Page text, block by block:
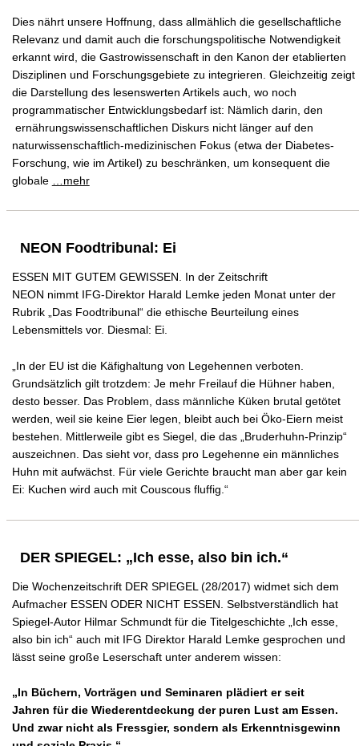
Dies nährt unsere Hoffnung, dass allmählich die gesellschaftliche
Relevanz und damit auch die forschungspolitische Notwendigkeit
erkannt wird, die Gastrowissenschaft in den Kanon der etablierten
Disziplinen und Forschungsgebiete zu integrieren. Gleichzeitig zeigt
die Darstellung des lesenswerten Artikels auch, wo noch
programmatischer Entwicklungsbedarf ist: Nämlich darin, den
ernährungswissenschaftlichen Diskurs nicht länger auf den
naturwissenschaftlich-medizinischen Fokus (etwa der Diabetes-
Forschung, wie im Artikel) zu beschränken, um konsequent die
globale
…mehr
NEON Foodtribunal: Ei
ESSEN MIT GUTEM GEWISSEN. In der Zeitschrift
NEON nimmt IFG-Direktor Harald Lemke jeden Monat unter der
Rubrik „Das Foodtribunal“ die ethische Beurteilung eines
Lebensmittels vor. Diesmal: Ei.
„In der EU ist die Käfighaltung von Legehennen verboten.
Grundsätzlich gilt trotzdem: Je mehr Freilauf die Hühner haben,
desto besser. Das Problem, dass männliche Küken brutal getötet
werden, weil sie keine Eier legen, bleibt auch bei Öko-Eiern meist
bestehen. Mittlerweile gibt es Siegel, die das „Bruderhuhn-Prinzip“
auszeichnen. Das sieht vor, dass pro Legehenne ein männliches
Huhn mit aufwächst. Für viele Gerichte braucht man aber gar kein
Ei: Kuchen wird auch mit Couscous fluffig.“
DER SPIEGEL: „Ich esse, also bin ich.“
Die Wochenzeitschrift DER SPIEGEL (28/2017) widmet sich dem
Aufmacher ESSEN ODER NICHT ESSEN. Selbstverständlich hat
Spiegel-Autor Hilmar Schmundt für die Titelgeschichte „Ich esse,
also bin ich“ auch mit IFG Direktor Harald Lemke gesprochen und
lässt seine große Leserschaft unter anderem wissen:
„In Büchern, Vorträgen und Seminaren plädiert er seit
Jahren für die Wiederentdeckung der puren Lust am Essen.
Und zwar nicht als Fressgier, sondern als Erkenntnisgewinn